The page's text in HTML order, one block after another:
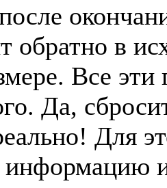
обратно в
Все
Да,
Для
и